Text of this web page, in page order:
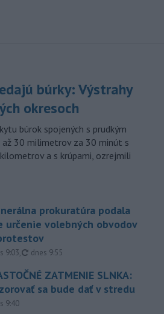
búrky: Výstrahy
okresoch
búrok spojených s prudkým
30 milimetrov za 30 minút s
a s krúpami, ozrejmili
prokuratúra podala
určenie volebných obvodov
9:03, aktualizované
dnes 9:55
ZATMENIE SLNKA:
sa bude dať v stredu
9:40